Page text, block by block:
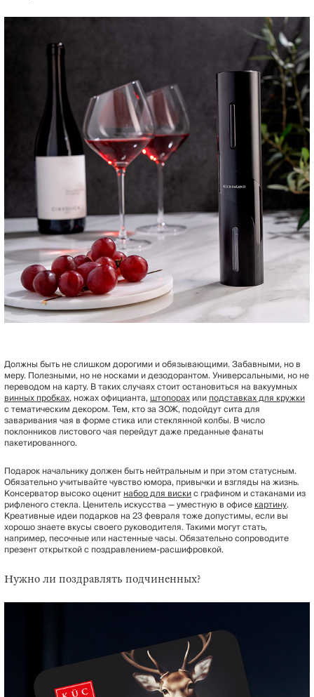
Должны быть не слишком дорогими и обязывающими. Забавными, но в
меру. Полезными, но не носками и дезодорантом. Универсальными, но не
переводом на карту. В таких случаях стоит остановиться на вакуумных
винных пробках, ножах официанта,штопорахилиподставках для кружки
с тематическим декором. Тем, кто за ЗОЖ, подойдут сита для
заваривания чая в форме стика или стеклянной колбы. В число
поклонников листового чая перейдут даже преданные фанаты
пакетированного.
Подарок начальнику должен быть нейтральным и при этом статусным.
Обязательно учитывайте чувство юмора, привычки и взгляды на жизнь.
Консерватор высоко оценитнабор для вискис графином и стаканами из
рифленого стекла. Ценитель искусства — уместную в офисекартину.
Креативные идеи подарков на 23 февраля тоже допустимы, если вы
хорошо знаете вкусы своего руководителя. Такими могут стать,
например, песочные или настенные часы. Обязательно сопроводите
презент открыткой с поздравлением-расшифровкой.
Нужно ли поздравлять подчиненных?